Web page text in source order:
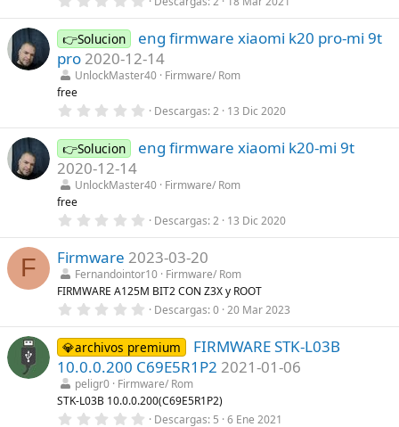
l
(
s
)
0
0
e
s
t
l
(
👉Solucion
eng firmware xiaomi k20 pro-mi 9t
pro 2020-12-14
UnlockMaster40 Firmware/ Rom
free
0
0
0
e
t
l
(
s
)
Descargas 2 13 Dic 2020
👉Solucion
eng firmware xiaomi k20-mi 9t
2020-12-14
UnlockMaster40 Firmware/ Rom
free
0
0
0
e
s
t
r
l
l
a
(
s
)
Descargas 2 13 Dic 2020
F Firmware 2023-03-20
Fernandointor10 Firmware/ Rom
FIRMWARE A125M BIT2 CON Z3X y ROOT
0
0
0
e
s
t
r
e
Descargas 0 20 Mar 2023
💎archivos premium
FIRMWARE STK-L03B
10.0.0.200 C69E5R1P2 2021-01-06
peligr0 Firmware/ Rom
STK-L03B 10.0.0.200(C69E5R1P2)
0 Descargas 5 6 Ene 2021